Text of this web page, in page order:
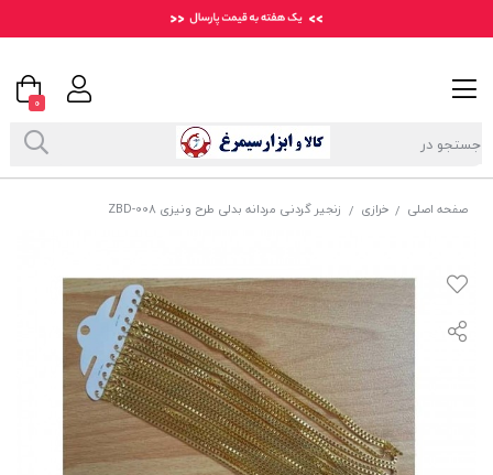
صفحه اصلی / خرازی / زنجیر گردنی مردانه بدلی طرح ونیزی ZBD-008
0